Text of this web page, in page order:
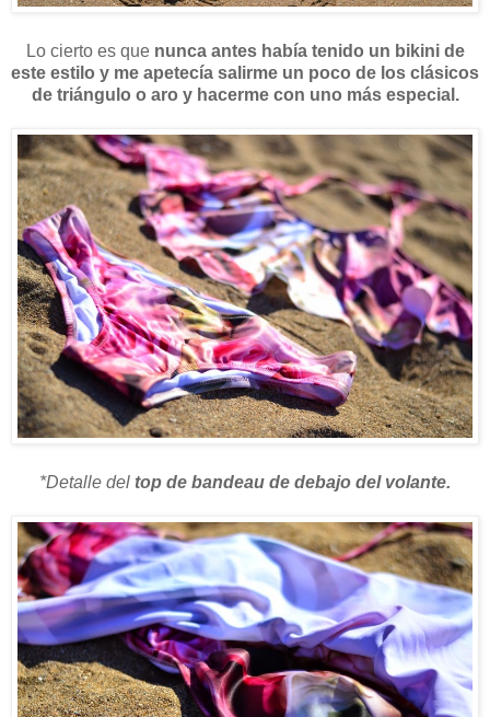
Lo cierto es que nunca antes había tenido un bikini de
este estilo y me apetecía salirme un poco de los clásicos
de triángulo o aro y hacerme con uno más especial.
*Detalle del top de bandeau de debajo del volante.